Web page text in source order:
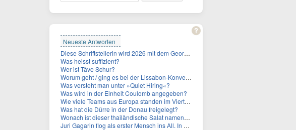
Neueste Antworten
Diese Schriftstellerin wird 2026 mit dem Georg-Büchner-Preis ausgezeichnet. Wie heißt sie?
Was heisst suffizient?
Wer ist Täve Schur?
Worum geht / ging es bei der Lissabon-Konvention?
Was versteht man unter »Quiet Hiring«?
Was wird in der Einheit Coulomb angegeben?
Wie viele Teams aus Europa standen im Viertelfinale der Fußball-WM 2026 in Mexiko, den USA und Kanada?
Was hat die Dürre in der Donau freigelegt?
Wonach ist dieser thailändische Salat namens Nam Tok benannt?
Juri Gagarin flog als erster Mensch ins All. In welchem Jahr?